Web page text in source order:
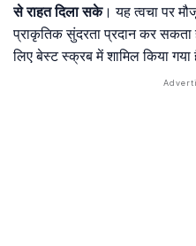
से राहत दिला सके। यह त्वचा पर
प्राकृतिक सुंदरता प्रदान कर
लिए बेस्ट स्क्रब में शामिल किया गया